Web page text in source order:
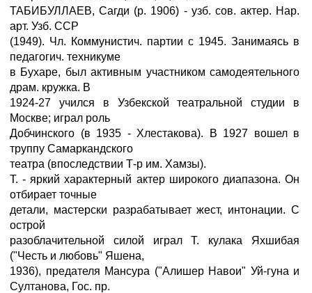
ТАБИБУЛЛАЕВ, Сагди (р. 1906) - узб. сов. актер. Нар.
арт. Узб. ССР
(1949). Чл. Коммунистич. партии с 1945. Занимаясь в
педагогич. техникуме
в Бухаре, был активным участником самодеятельного
драм. кружка. В
1924-27 учился в Узбекской театральной студии в
Москве; играл роль
Добчинского (в 1935 - Хлестакова). В 1927 вошел в
труппу Самаркандского
театра (впоследствии Т-р им. Хамзы).
Т. - яркий характерный актер широкого диапазона. Он
отбирает точные
детали, мастерски разрабатывает жест, интонации. С
острой
разоблачительной силой играл Т. кулака Яхшибая
("Честь и любовь" Яшена,
1936), предателя Мансура ("Алишер Навои" Уй-гуна и
Султанова, Гос. пр.